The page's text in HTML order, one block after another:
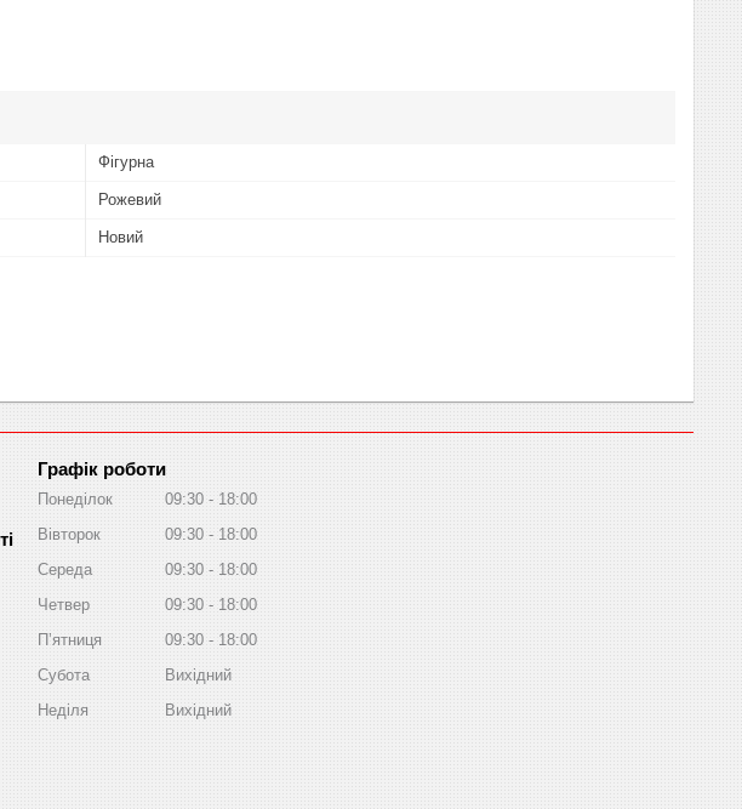
Фігурна
Рожевий
Новий
Графік роботи
Понеділок 09:30
18:00
Вівторок
09:30
18:00
Середа
09:30
18:00
Четвер
09:30
18:00
Пʼятниця
09:30
18:00
Субота
Вихідний
Неділя
Вихідний